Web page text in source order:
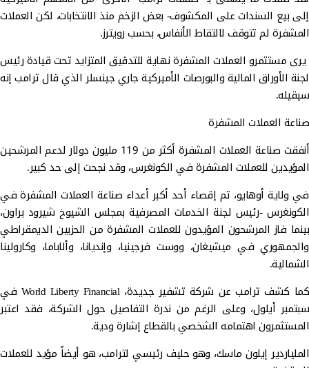
إلى بيع السندات على المكشوف- بعض الزخم منذ الانتخابات، لكن العملات
المشفرة لم تتوقف لالتقاط الأنفاس، بحسب رويترز.
يرى مستثمرو العملات المشفرة نهاية للتدقيق المتزايد تحت قيادة رئيس
لجنة الأوراق المالية والبورصات الأميركية جاري جينسلر الذي قال ترامب إنه
سيقيله.
صناعة العملات المشفرة
أنفقت صناعة العملات المشفرة أكثر من 119 مليون دولار لدعم المرشحين
المؤيدين للعملات المشفرة في الكونغرس، وقد نجحت إلى حد كبير.
في ولاية أوهايو، تم إقصاء أحد أكبر أعداء صناعة العملات المشفرة في
الكونغرس -رئيس لجنة الخدمات المصرفية بمجلس الشيوخ شيرود براون،
بينما فاز المرشحون المؤيدون للعملات المشفرة من الحزبين الديمقراطي
والجمهوري في ميشيغان، ووست فرجينيا، وإنديانا، وألاباما، وكارولينا
الشمالية.
كما كشف ترامب عن شركة تشفير جديدة، World Liberty Financial في
سبتمبر أيلول، وعلى الرغم من ندرة التفاصيل حول الشركة، فقد اعتبر
المستثمرون اهتمامه الشخصي بالقطاع إشارة ودية.
الملياردير إيلون ماسك، وهو حليف رئيسي لترامب، هو أيضاً مؤيد للعملات